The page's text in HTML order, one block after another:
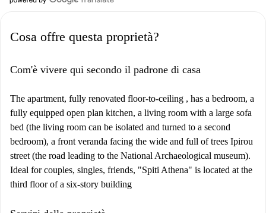
Cosa offre questa proprietà?
Com'è vivere qui secondo il padrone di casa
The apartment, fully renovated floor-to-ceiling , has a bedroom, a
fully equipped open plan kitchen, a living room with a large sofa
bed (the living room can be isolated and turned to a second
bedroom), a front veranda facing the wide and full of trees Ipirou
street (the road leading to the National Archaeological museum).
Ideal for couples, singles, friends, "Spiti Athena" is located at the
third floor of a six-story building